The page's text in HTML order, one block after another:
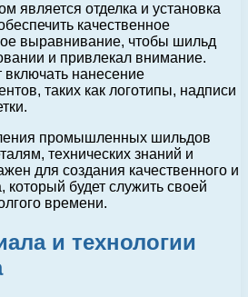
является отделка и установка
качественное
выравнивание, чтобы шильд
и привлекал внимание.
включать нанесение
таких как логотипы, надписи
промышленных шильдов
технических знаний и
для создания качественного и
будет служить своей
времени.
и технологии